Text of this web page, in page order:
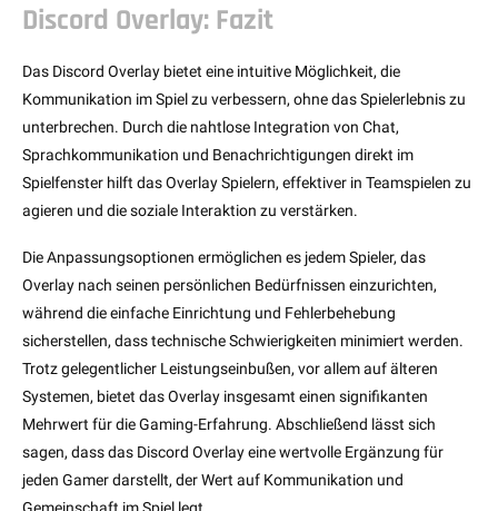
Discord Overlay: Fazit
Das Discord Overlay bietet eine intuitive Möglichkeit, die
Kommunikation im Spiel zu verbessern, ohne das Spielerlebnis zu
unterbrechen. Durch die nahtlose Integration von Chat,
Sprachkommunikation und Benachrichtigungen direkt im
Spielfenster hilft das Overlay Spielern, effektiver in Teamspielen zu
agieren und die soziale Interaktion zu verstärken.
Die Anpassungsoptionen ermöglichen es jedem Spieler, das
Overlay nach seinen persönlichen Bedürfnissen einzurichten,
während die einfache Einrichtung und Fehlerbehebung
sicherstellen, dass technische Schwierigkeiten minimiert werden.
Trotz gelegentlicher Leistungseinbußen, vor allem auf älteren
Systemen, bietet das Overlay insgesamt einen signifikanten
Mehrwert für die Gaming-Erfahrung. Abschließend lässt sich
sagen, dass das Discord Overlay eine wertvolle Ergänzung für
jeden Gamer darstellt, der Wert auf Kommunikation und
Gemeinschaft im Spiel legt.